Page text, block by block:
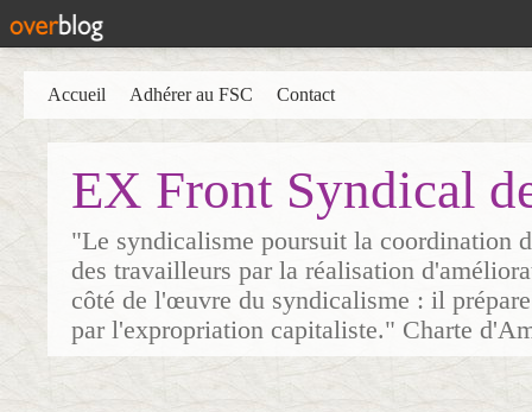
EX Front Syndical
"Le syndicalisme poursuit la coordination
des travailleurs par la réalisation
côté de l'œuvre du syndicalisme : il
par l'expropriation capitaliste." Charte
Accueil Adhérer au FSC Contact